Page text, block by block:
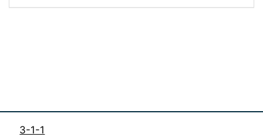
3-1-1